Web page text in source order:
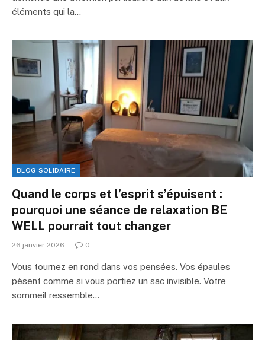
éléments qui la…
BLOG SOLIDAIRE
Quand le corps et l’esprit s’épuisent :
pourquoi une séance de relaxation BE
WELL pourrait tout changer
26 janvier 2026 0
Vous tournez en rond dans vos pensées. Vos épaules
pèsent comme si vous portiez un sac invisible. Votre
sommeil ressemble…